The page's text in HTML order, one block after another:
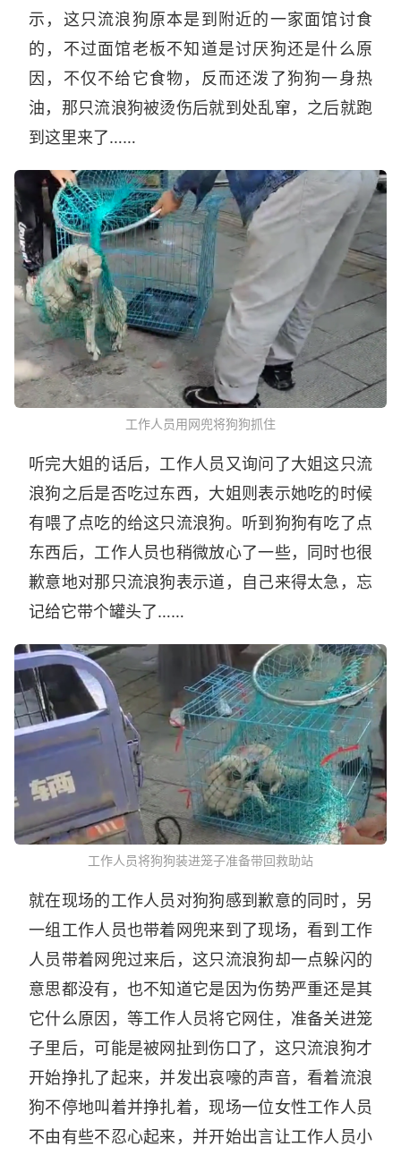
示，这只流浪狗原本是到附近的一家面馆讨食
的，不过面馆老板不知道是讨厌狗还是什么原
因，不仅不给它食物，反而还泼了狗狗一身热
油，那只流浪狗被烫伤后就到处乱窜，之后就跑
到这里来了……
工作人员用网兜将狗狗抓住
听完大姐的话后，工作人员又询问了大姐这只流
浪狗之后是否吃过东西，大姐则表示她吃的时候
有喂了点吃的给这只流浪狗。听到狗狗有吃了点
东西后，工作人员也稍微放心了一些，同时也很
歉意地对那只流浪狗表示道，自己来得太急，忘
记给它带个罐头了……
工作人员将狗狗装进笼子准备带回救助站
就在现场的工作人员对狗狗感到歉意的同时，另
一组工作人员也带着网兜来到了现场，看到工作
人员带着网兜过来后，这只流浪狗却一点躲闪的
意思都没有，也不知道它是因为伤势严重还是其
它什么原因，等工作人员将它网住，准备关进笼
子里后，可能是被网扯到伤口了，这只流浪狗才
开始挣扎了起来，并发出哀嚎的声音，看着流浪
狗不停地叫着并挣扎着，现场一位女性工作人员
不由有些不忍心起来，并开始出言让工作人员小